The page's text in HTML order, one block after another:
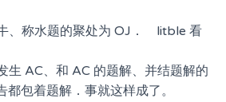
、称水题的聚处为 OJ． litble 看
生 AC、和 AC 的题解、并结题解的
包着题解．事就这样成了。